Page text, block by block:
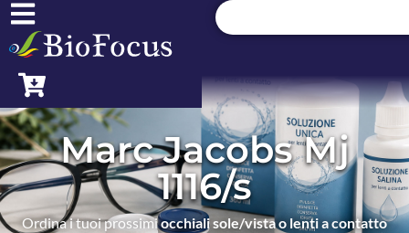
Marc Jacobs Mj
1116/s
Ordina i tuoi prossimiocchiali sole/vista o lenti a contatto